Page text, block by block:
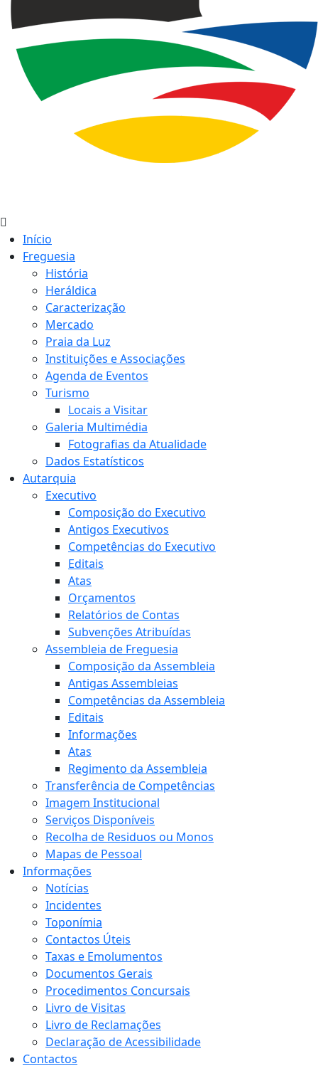
Início
Freguesia
História
Heráldica
Caracterização
Mercado
Praia da Luz
Instituições e Associações
Agenda de Eventos
Turismo
Locais a Visitar
Galeria Multimédia
Fotografias da Atualidade
Dados Estatísticos
Autarquia
Executivo
Composição do Executivo
Antigos Executivos
Competências do Executivo
Editais
Atas
Orçamentos
Relatórios de Contas
Subvenções Atribuídas
Assembleia de Freguesia
Composição da Assembleia
Antigas Assembleias
Competências da Assembleia
Editais
Informações
Atas
Regimento da Assembleia
Transferência de Competências
Imagem Institucional
Serviços Disponíveis
Recolha de Residuos ou Monos
Mapas de Pessoal
Informações
Notícias
Incidentes
Toponímia
Contactos Úteis
Taxas e Emolumentos
Documentos Gerais
Procedimentos Concursais
Livro de Visitas
Livro de Reclamações
Declaração de Acessibilidade
Contactos